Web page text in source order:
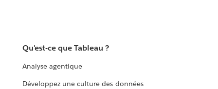
Qu'est-ce que Tableau ?
Analyse agentique
Développez une culture des données